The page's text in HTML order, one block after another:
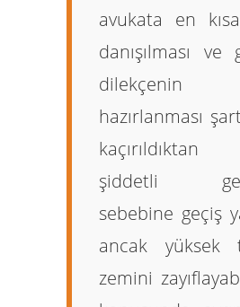
avukata en
danışılması ve
dilekçenin
hazırlanması
şiddetli
sebebine geçiş
ancak yüksek
zemini